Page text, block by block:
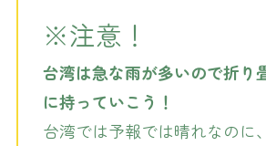
※注意！
台湾は急な雨が多いので折り
に持っていこう！
台湾では予報では晴れなのに